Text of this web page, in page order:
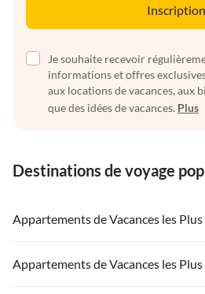
Inscription
Je souhaite recevoir
informations et offres
aux locations de vacances, aux
que des idées de vacances. Plus
Destinations de voyage
Appartements de Vacances les
Appartements de Vacances à France
Appartements de Vacances à Paris-Ile de
Appartements de Vacances les